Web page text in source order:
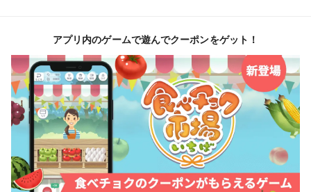
アプリ内のゲームで遊んでクーポンをゲット！